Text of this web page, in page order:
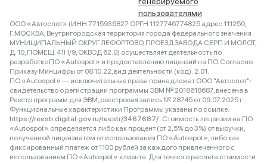
пользователями
ООО «Автоспот» (ИНН 7715936827 ОРГН 1127746774825 адрес 111250,
Г.МОСКВА, Внутригородская территория города федерального значения
МУНИЦИПАЛЬНЫЙ ОКРУГ ЛЕФОРТОВО, ПРОЕЗД ЗАВОДА СЕРП И МОЛОТ,
Д. 10, ПОМЕЩ. 41Н/9, ОКВЭД 62.0) осуществляет деятельность по
разработке ПО «Autospot» и предоставлению лицензий на ПО. Согласно
Приказу Минцифры от 08.10.22, вид деятельности (код): 2.01.
ПО «Autospot» — исключительные права принадлежат ООО "Автоспот":
свидетельство о регистрации программы ЭВМ № 2018618687, внесена в
Реестр программ для ЭВМ, реестровая запись № 28745 от 09.07.2025 г.
Функциональные характеристики Программы указаны по ссылке:
https://reestr.digital.gov.ru/reestr/3467687/ . Стоимость лицензии на ПО
«Autospot» определяется либо как процент (от 2,5% до 3%) от выручки,
полученной лицензиатом от использования ПО «Autospot», либо как
фиксированный платеж от 1100 рублей за каждого привлеченного с
использованием ПО «Autospot» клиента. Для точного расчета стоимости